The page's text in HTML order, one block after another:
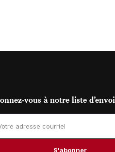
vous à notre liste d’envoi